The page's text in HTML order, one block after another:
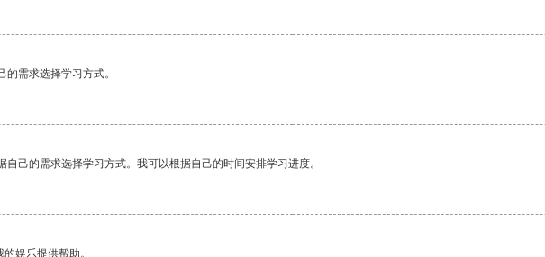
需求选择学习方式。
己的需求选择学习方式。我可以根据自己的时间安排学习进度。
娱乐提供帮助。